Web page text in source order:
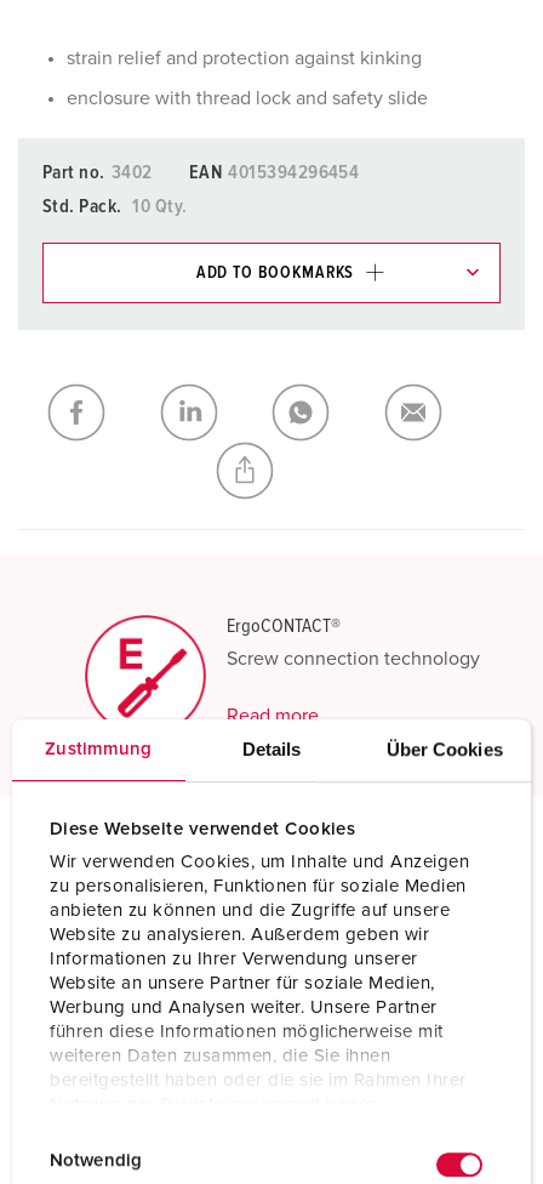
Zustimmung Details Über Cookies
Diese Webseite verwendet Cookies
Wir verwenden Cookies, um Inhalte und Anzeigen
zu personalisieren, Funktionen für soziale Medien
anbieten zu können und die Zugriffe auf unsere
Website zu analysieren. Außerdem geben wir
Informationen zu Ihrer Verwendung unserer
Website an unsere Partner für soziale Medien,
Werbung und Analysen weiter. Unsere Partner
führen diese Informationen möglicherweise mit
weiteren Daten zusammen, die Sie ihnen
bereitgestellt haben oder die sie im Rahmen Ihrer
Notwendig
strain relief and protection against kinking
enclosure with thread lock and safety slide
Part no. 3402 EAN 4015394296454
Std. Pack.
10 Qty.
ADD TO BOOKMARKS
My list ADD
CREATE A NEW LIST
ErgoCONTACT®
Screw connection technology
Read more
Technical specifications
Connector PowerTOP® Plus with ErgoCONTACT 3402
Ampere 16 A
Poles 3 p
Voltage 230 V
Hertz